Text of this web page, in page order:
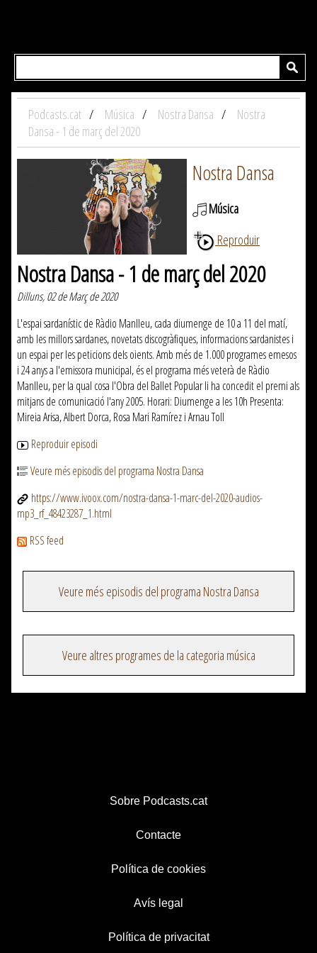
Podcasts.cat Música Nostra Dansa
Nostra
Dansa - 1 de març del 2020
Nostra Dansa
Música
Reproduir
Nostra Dansa - 1 de març del 2020
Dilluns, 02 de Març de 2020
L'espai sardanístic de Ràdio Manlleu, cada diumenge de 10 a 11 del matí,
amb les millors sardanes, novetats discogràfiques, informacions sardanistes i
un espai per les peticions dels oients. Amb més de 1.000 programes emesos
i 24 anys a l'emissora municipal, és el programa més veterà de Ràdio
Manlleu, per la qual cosa l'Obra del Ballet Popular li ha concedit el premi als
mitjans de comunicació l'any 2005. Horari: Diumenge a les 10h Presenta:
Mireia Arisa, Albert Dorca, Rosa Mari Ramírez i Arnau Toll
Reproduir episodi
Veure més episodis del programa Nostra Dansa
https://www.ivoox.com/nostra-dansa-1-marc-del-2020-audios-
mp3_rf_48423287_1.html
RSS feed
Veure més episodis del programa Nostra Dansa
Veure altres programes de la categoria música
Sobre Podcasts.cat
Contacte
Política de cookies
Avís legal
Política de privacitat